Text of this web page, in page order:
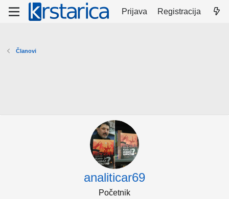
Prijava Registracija
Članovi
analiticar69
Početnik